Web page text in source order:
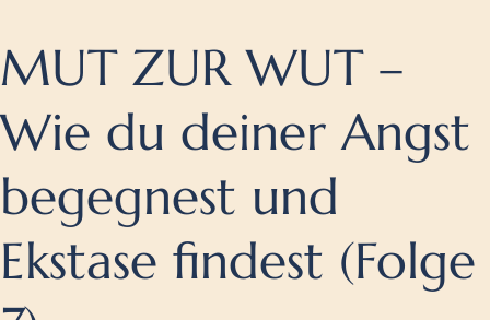
MUT ZUR WUT –
Wie du deiner Angst
begegnest und
Ekstase findest (Folge